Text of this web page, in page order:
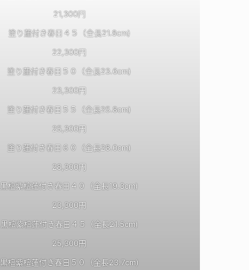
21,300円
塗り蓮付き春日４５（全長21.8cm)
22,300円
塗り蓮付き春日５０（全長23.6cm)
23,300円
塗り蓮付き春日５５（全長25.8cm)
25,300円
塗り蓮付き春日６０（全長28.0cm)
28,300円
黒檀紫檀蓮付き春日４０（全長19.3cm)
23,300円
黒檀紫檀蓮付き春日４５（全長21.5cm)
25,300円
黒檀紫檀蓮付き春日５０（全長23.7cm)